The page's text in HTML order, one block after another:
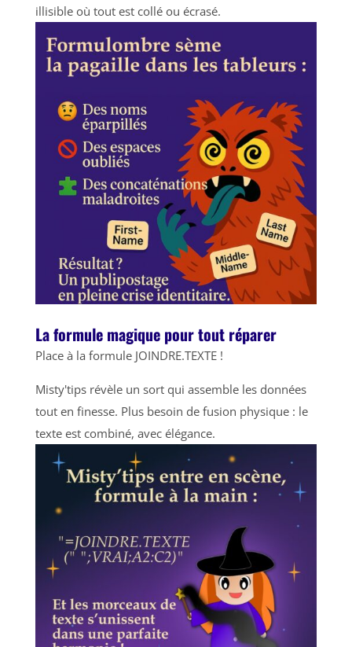
illisible où tout est collé ou écrasé.
La formule magique pour tout réparer
Place à la formule JOINDRE.TEXTE !
Misty'tips révèle un sort qui assemble les données
tout en finesse. Plus besoin de fusion physique : le
texte est combiné, avec élégance.